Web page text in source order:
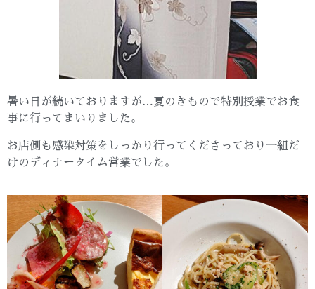
暑い日が続いておりますが…夏のきもので特別授業でお食
事に行ってまいりました。
お店側も感染対策をしっかり行ってくださっており一組だ
けのディナータイム営業でした。